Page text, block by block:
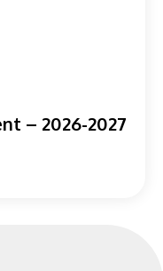
– 2026-2027